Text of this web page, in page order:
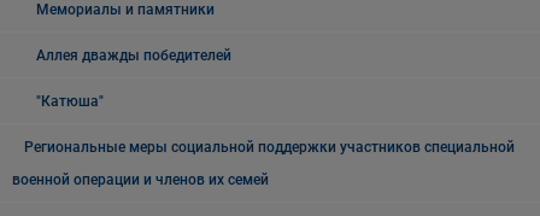
Мемориалы и памятники
Аллея дважды победителей
"Катюша"
Региональные меры социальной поддержки участников специальной
военной операции и членов их семей